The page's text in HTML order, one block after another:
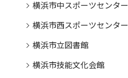
横浜市中スポーツセンター
横浜市西スポーツセンター
横浜市立図書館
横浜市技能文化会館